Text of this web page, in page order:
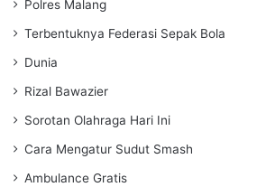
Polres Malang
Terbentuknya Federasi Sepak Bola
Dunia
Rizal Bawazier
Sorotan Olahraga Hari Ini
Cara Mengatur Sudut Smash
Ambulance Gratis